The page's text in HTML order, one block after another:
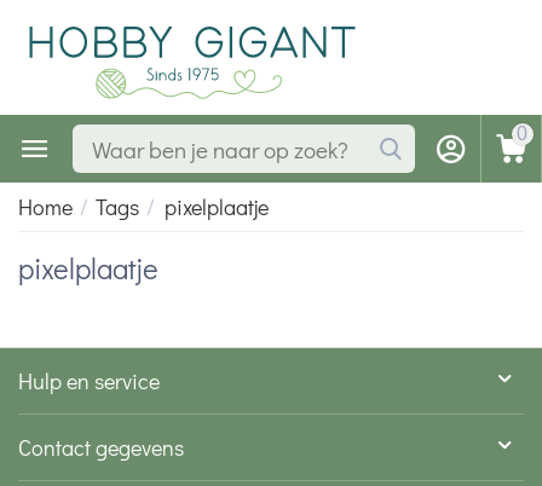
0
Home / Tags / pixelplaatje
pixelplaatje
Hulp en service
Contact gegevens